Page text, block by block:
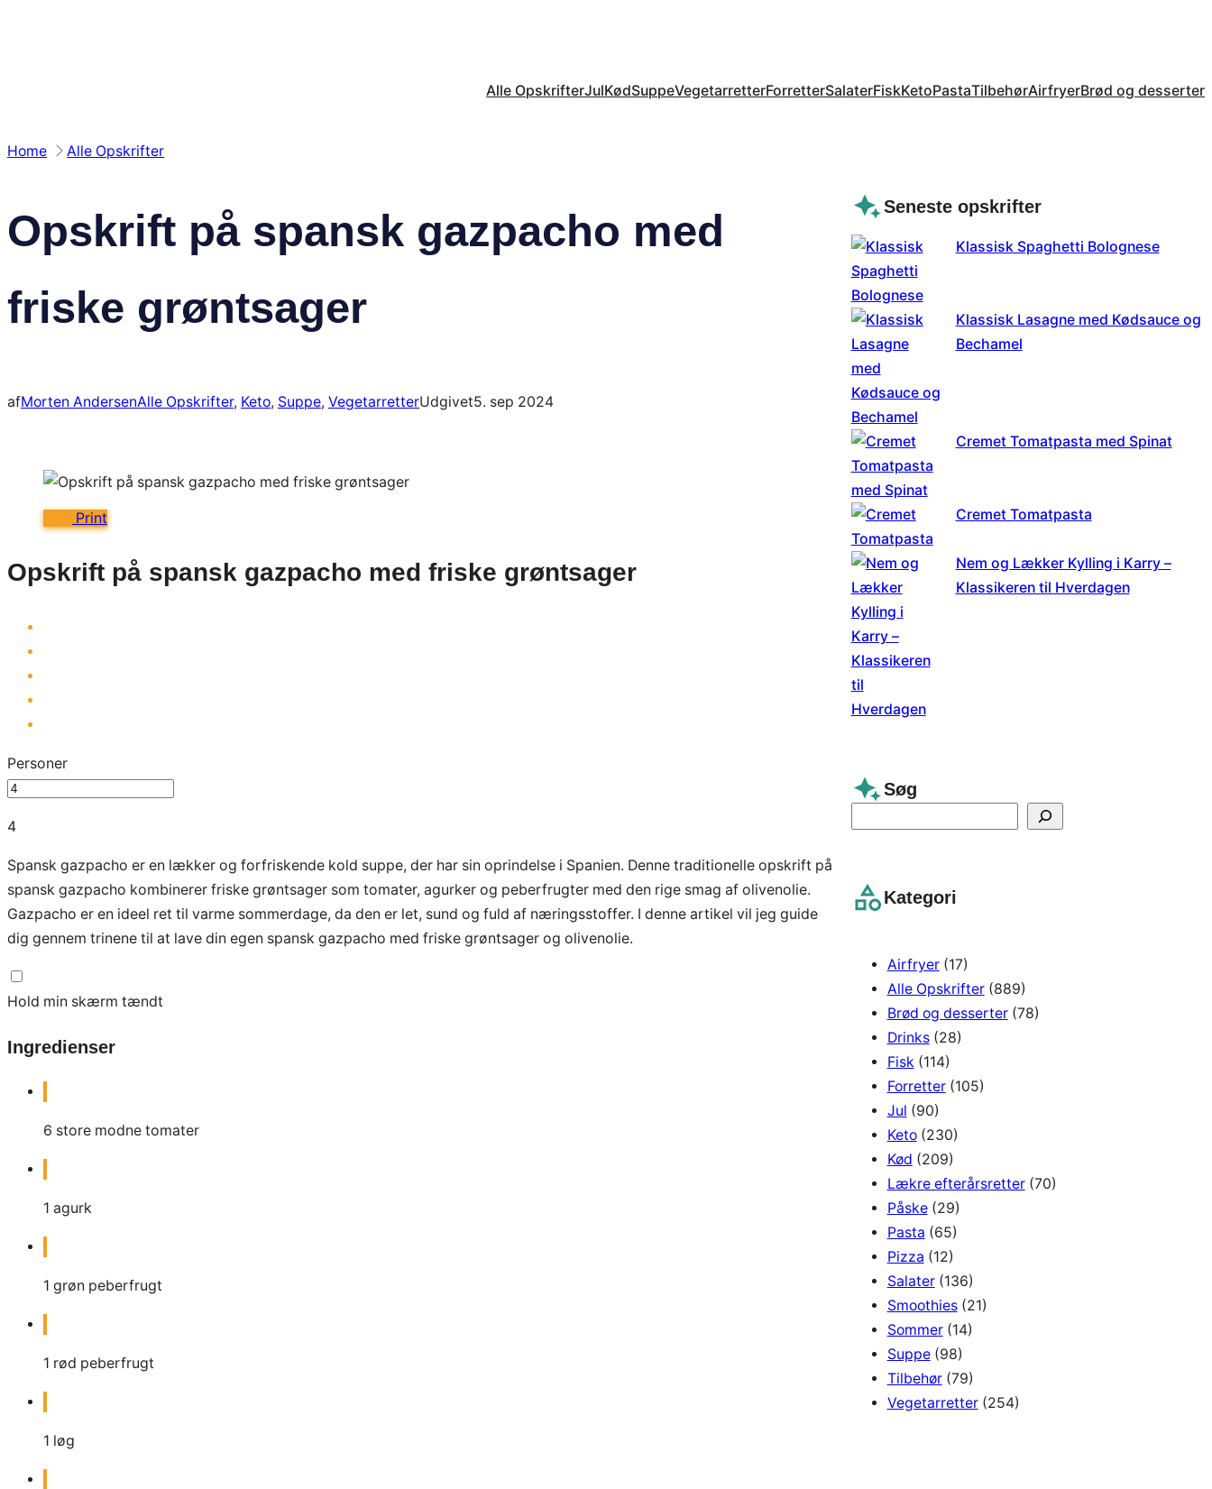
Alle OpskrifterJulKødSuppeVegetarretterForretterSalaterFiskKetoPastaTilbehørAirfryerBrød og desserter
Home Alle Opskrifter
Opskrift på spansk gazpacho med
friske grøntsager
afMorten AndersenAlle Opskrifter, Keto, Suppe, VegetarretterUdgivet5. sep 2024
Print
Opskrift på spansk gazpacho med friske grøntsager
Personer
4
Spansk gazpacho er en lækker og forfriskende kold suppe, der har sin oprindelse i Spanien. Denne traditionelle opskrift på
spansk gazpacho kombinerer friske grøntsager som tomater, agurker og peberfrugter med den rige smag af olivenolie.
Gazpacho er en ideel ret til varme sommerdage, da den er let, sund og fuld af næringsstoffer. I denne artikel vil jeg guide
dig gennem trinene til at lave din egen spansk gazpacho med friske grøntsager og olivenolie.
Hold min skærm tændt
Ingredienser
6 store modne tomater
1 agurk
1 grøn peberfrugt
1 rød peberfrugt
1 løg
Seneste opskrifter
Klassisk Spaghetti Bolognese
Klassisk Lasagne med Kødsauce og
Bechamel
Cremet Tomatpasta med Spinat
Cremet Tomatpasta
Nem og Lækker Kylling i Karry –
Klassikeren til Hverdagen
Søg
c
Kategori
Airfryer(17)
Alle Opskrifter(889)
Brød og desserter(78)
Drinks(28)
Fisk (114)
Forretter(105)
Jul (90)
Keto(230)
Kød (209)
Lækre efterårsretter(70)
Påske(29)
Pasta (65)
Pizza (12)
Salater(136)
Smoothies(21)
Sommer(14)
Suppe(98)
Tilbehør(79)
Vegetarretter(254)